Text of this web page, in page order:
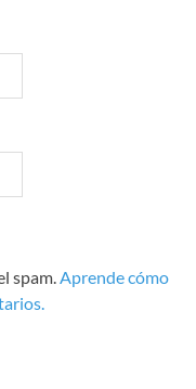
spam.Aprende cómo